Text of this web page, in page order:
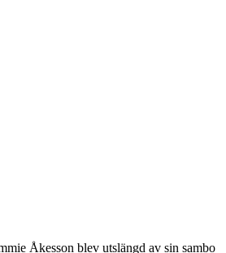
Åkesson blev utslängd av sin sambo